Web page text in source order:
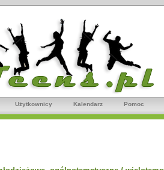
Użytkownicy Kalendarz Pomoc